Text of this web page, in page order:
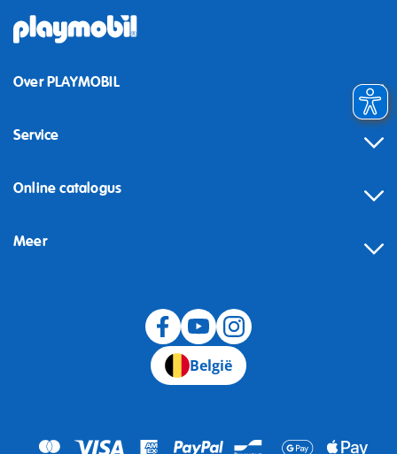
Over PLAYMOBIL
Service
Online catalogus
Meer
België